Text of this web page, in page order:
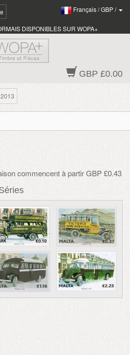
Français/GBP/
DISPONIBLES SUR WOPA+
GBP £0.00
2013
commencent à partir GBP £0.43